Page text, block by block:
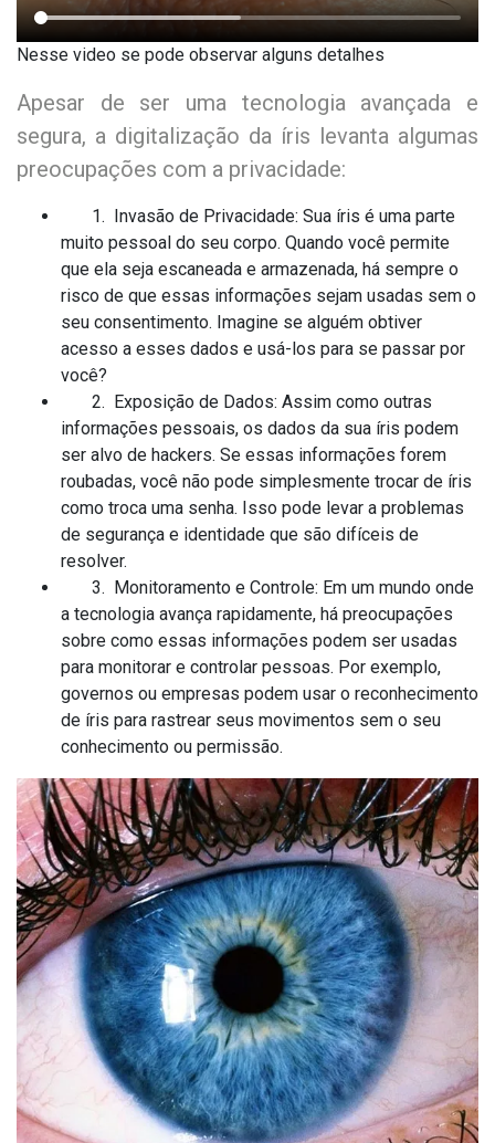
Nesse video se pode observar alguns detalhes
Apesar de ser uma tecnologia avançada e
segura, a digitalização da íris levanta algumas
preocupações com a privacidade:
1. Invasão de Privacidade: Sua íris é uma parte
muito pessoal do seu corpo. Quando você permite
que ela seja escaneada e armazenada, há sempre o
risco de que essas informações sejam usadas sem o
seu consentimento. Imagine se alguém obtiver
acesso a esses dados e usá-los para se passar por
você?
2. Exposição de Dados: Assim como outras
informações pessoais, os dados da sua íris podem
ser alvo de hackers. Se essas informações forem
roubadas, você não pode simplesmente trocar de íris
como troca uma senha. Isso pode levar a problemas
de segurança e identidade que são difíceis de
resolver.
3. Monitoramento e Controle: Em um mundo onde
a tecnologia avança rapidamente, há preocupações
sobre como essas informações podem ser usadas
para monitorar e controlar pessoas. Por exemplo,
governos ou empresas podem usar o reconhecimento
de íris para rastrear seus movimentos sem o seu
conhecimento ou permissão.